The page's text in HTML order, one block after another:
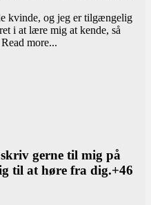
kvinde, og jeg er tilgængelig
i at lære mig at kende, så
Read more...
gerne til mig på
til at høre fra dig.+46